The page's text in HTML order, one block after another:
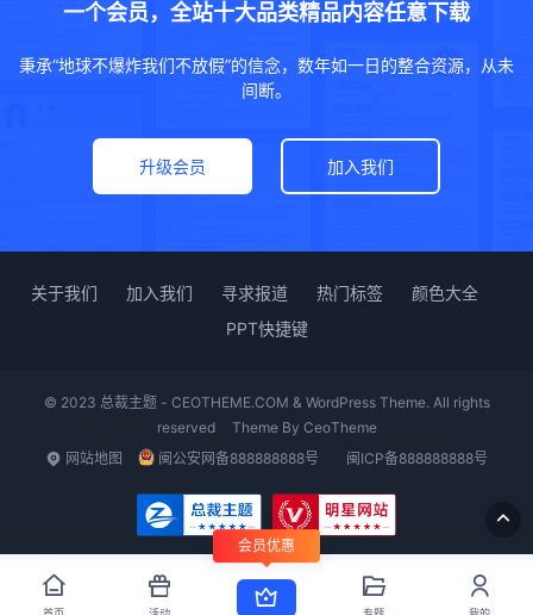
一个会员，全站十大品类精品内容任意下载
秉承“地球不爆炸我们不放假”的信念，数年如一日的整合资源，从未
间断。
升级会员 加入我们
关于我们 加入我们 寻求报道 热门标签
颜色大全
PPT快捷键
© 2023 总裁主题 - CEOTHEME.COM & WordPress Theme. All rights
reserved
Theme By CeoTheme
网站地图
闽公安网备888888888号 闽ICP备888888888号
会员优惠